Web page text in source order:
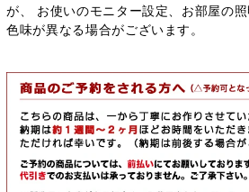
が、 お使いのモニター設定、お部屋の
色味が異なる場合がございます。